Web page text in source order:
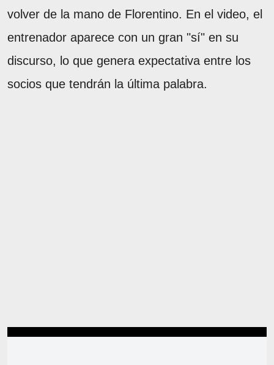
volver de la mano de Florentino. En el video, el
entrenador aparece con un gran "sí" en su
discurso, lo que genera expectativa entre los
socios que tendrán la última palabra.